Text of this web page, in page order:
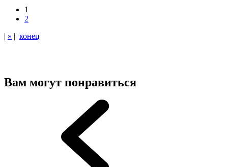
1
2
| » | конец
Вам могут понравиться